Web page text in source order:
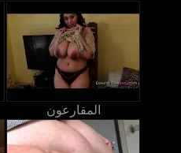
المقارعون